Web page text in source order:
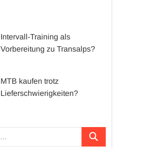
Intervall-Training als
Vorbereitung zu Transalps?
MTB kaufen trotz
Lieferschwierigkeiten?
Suchen …